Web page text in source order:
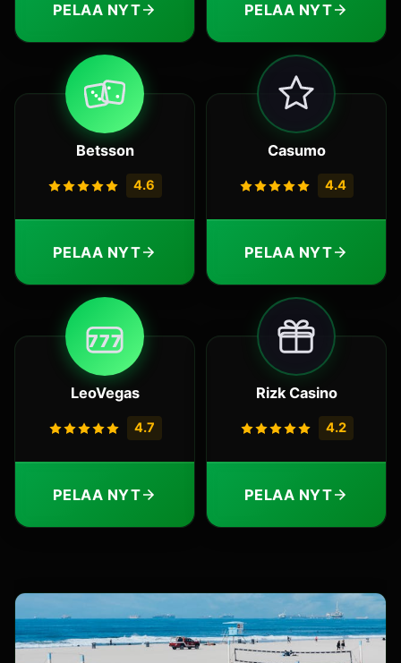
PELAA NYT PELAA NYT
Betsson
4.6
PELAA NYT
Casumo
4.4
PELAA NYT
777
LeoVegas
4.7
PELAA NYT
Rizk Casino
4.2
PELAA NYT